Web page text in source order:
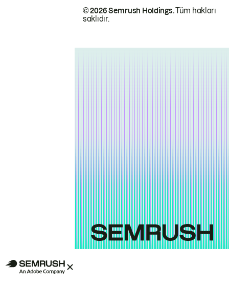
© 2026 Semrush Holdings.Tüm hakları
saklıdır.